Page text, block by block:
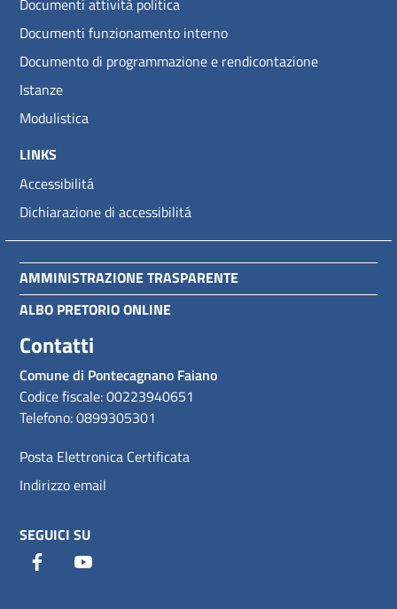
Documenti attività politica
Documenti funzionamento interno
Documento di programmazione e rendicontazione
Istanze
Modulistica
LINKS
Accessibilitá
Dichiarazione di accessibilitá
AMMINISTRAZIONE TRASPARENTE
ALBO PRETORIO ONLINE
Contatti
Comune di Pontecagnano Faiano
Codice fiscale: 00223940651
Telefono: 0899305301
Posta Elettronica Certificata
Indirizzo email
SEGUICI SU
Facebook